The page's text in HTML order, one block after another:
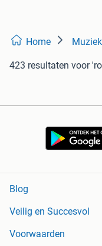
Home
423 resultaten voor
Blog
Veilig en Succesvol
Voorwaarden